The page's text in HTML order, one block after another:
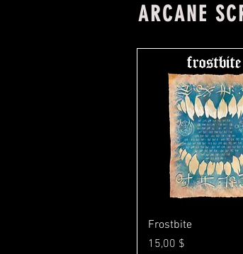
ARCANE
Γρήγορη
Frostbite
Τιμή
15,00 $